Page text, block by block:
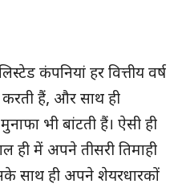
कंपनियां हर वित्तीय वर्ष
हैं, और साथ ही
भी बांटती हैं। ऐसी ही
में अपने तीसरी तिमाही
साथ ही अपने शेयरधारकों